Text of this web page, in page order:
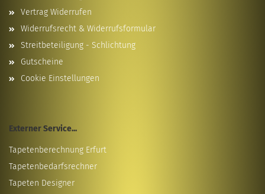
Vertrag Widerrufen
Widerrufsrecht & Widerrufsformular
Streitbeteiligung - Schlichtung
Gutscheine
Cookie Einstellungen
Externer Service...
Tapetenberechnung Erfurt
Tapetenbedarfsrechner
Tapeten Designer